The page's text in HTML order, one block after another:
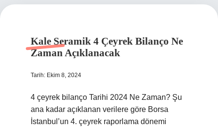
Kale Seramik 4 Çeyrek Bilanço Ne
Zaman Açıklanacak
Tarih: Ekim 8, 2024
4 çeyrek bilanço Tarihi 2024 Ne Zaman? Şu
ana kadar açıklanan verilere göre Borsa
İstanbul’un 4. çeyrek raporlama dönemi